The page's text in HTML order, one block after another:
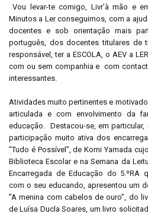
Vou levar-te comigo, Livr’à mão e
Minutos a Ler conseguimos, com a
docentes e sob orientação mais
português, dos docentes titulares de
responsável, ter a ESCOLA, o AEV a
com ou sem companhia e com
interessantes.
Atividades muito pertinentes e
articulada e com envolvimento da
educação. Destacou-se, em
participação muito ativa dos
”Tudo é Possível”, de Komi Yamada
Biblioteca Escolar e na Semana da
Encarregada de Educação do 5.ºRA
com o seu educando, apresentou um
”A menina com cabelos de ouro”, do
de Luísa Ducla Soares, um livro